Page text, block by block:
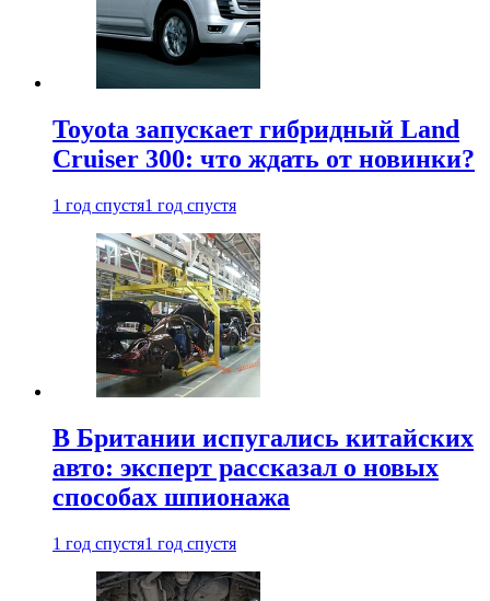
Toyota запускает гибридный Land
Cruiser 300: что ждать от новинки?
1 год спустя1 год спустя
В Британии испугались китайских
авто: эксперт рассказал о новых
способах шпионажа
1 год спустя1 год спустя